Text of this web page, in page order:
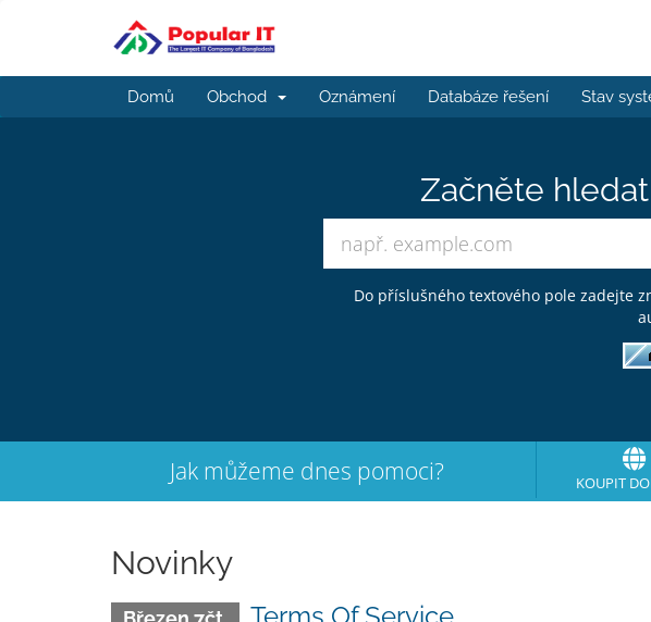
Domů Obchod Oznámení Databáze řešení Stav
Začněte
Do příslušného textového pole zadejte
Jak můžeme dnes pomoci? KOUPIT
Novinky